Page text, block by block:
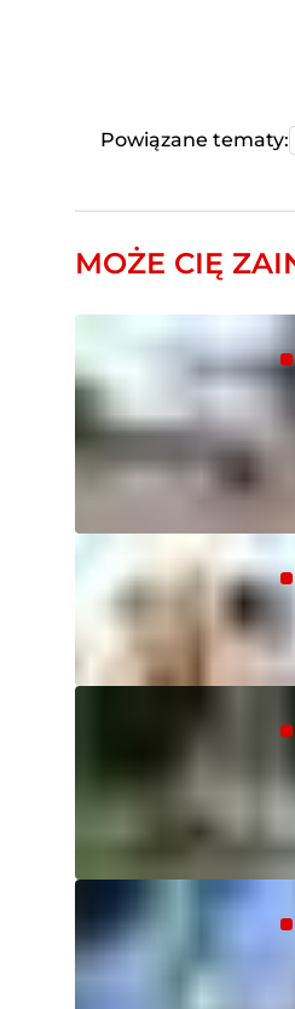
Powiązane tematy:
MOŻE CIĘ